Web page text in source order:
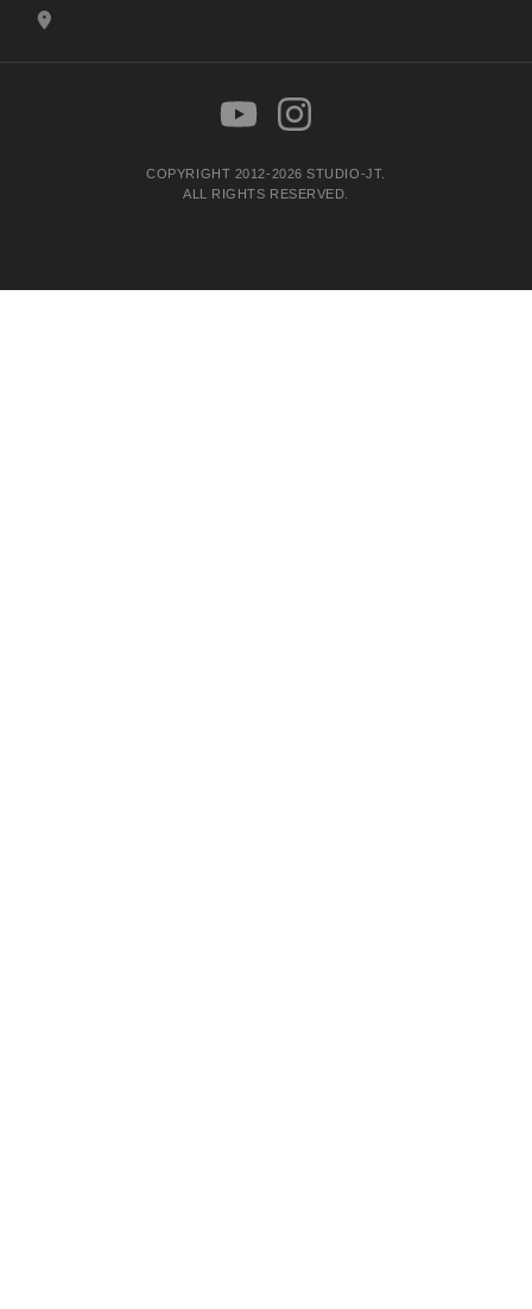
COPYRIGHT 2012-2026 STUDIO-JT.
ALL RIGHTS RESERVED.